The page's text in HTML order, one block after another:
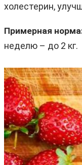
холестерин,
Примерная
неделю – до 2 кг.